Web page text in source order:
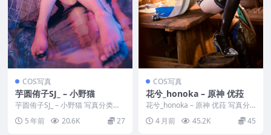
COS写真
芋圆侑子SJ_ – 小野猫
芋圆侑子SJ_ – 小野猫 写真分类：
唯美，参与模特：芋圆侑子SJ [套
图大小]...
5 年前 20.6K 27
COS写真
花兮_honoka – 原神 优菈
花兮_honoka – 原神 优菈 写真分
类：唯美，参与模特：花兮_hono
ka...4 月前 45.2K 45